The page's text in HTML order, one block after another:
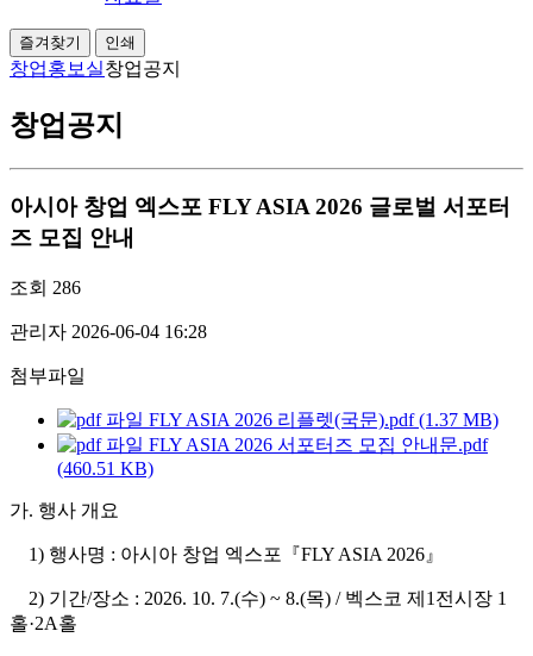
즐겨찾기 인쇄
창업홍보실창업공지
창업공지
아시아 창업 엑스포 FLY ASIA 2026 글로벌 서포터
즈 모집 안내
조회 286
관리자 2026-06-04 16:28
첨부파일
FLY ASIA 2026 리플렛(국문).pdf (1.37 MB)
FLY ASIA 2026 서포터즈 모집 안내문.pdf
(460.51 KB)
가. 행사 개요
1) 행사명 : 아시아 창업 엑스포『FLY ASIA 2026』
2) 기간/장소 : 2026. 10. 7.(수) ~ 8.(목) / 벡스코 제1전시장 1
홀·2A홀